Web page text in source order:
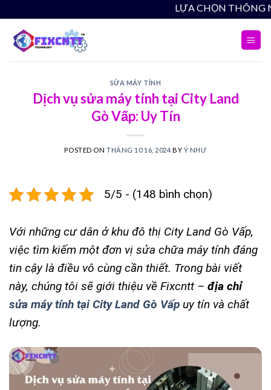
to
content
SỬA MÁY TÍNH
Dịch vụ sửa máy tính tại City Land
Gò Vấp: Uy Tín
POSTED ON THÁNG 10 16, 2024 BY Ý NHƯ
5/5 - (148 bình chọn)
Với những cư dân ở khu đô thị City Land Gò Vấp,
việc tìm kiếm một đơn vị sửa chữa máy tính đáng
tin cậy là điều vô cùng cần thiết. Trong bài viết
này, chúng tôi sẽ giới thiệu về Fixcntt – địa chỉ
sửa máy tính tại City Land Gò Vấp uy tín và chất
lượng.